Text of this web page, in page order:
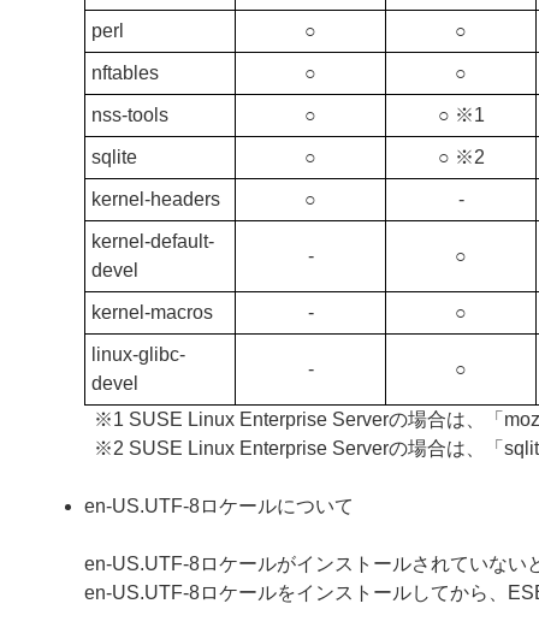
perl ○ ○
nftables ○ ○
nss-tools ○ ○ ※1
sqlite ○ ○ ※2
kernel-headers ○ ‐
kernel-default-
devel
‐ ○
kernel-macros ‐ ○
linux-glibc-
devel
‐ ○
※1 SUSE Linux Enterprise Serverの場合は、「
※2 SUSE Linux Enterprise Serverの場合は、「
en-US.UTF-8ロケールについて
en-US.UTF-8ロケールがインストールされていな
en-US.UTF-8ロケールをインストールしてから、